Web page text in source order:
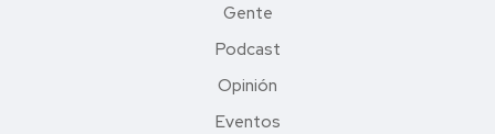
Gente
Podcast
Opinión
Eventos